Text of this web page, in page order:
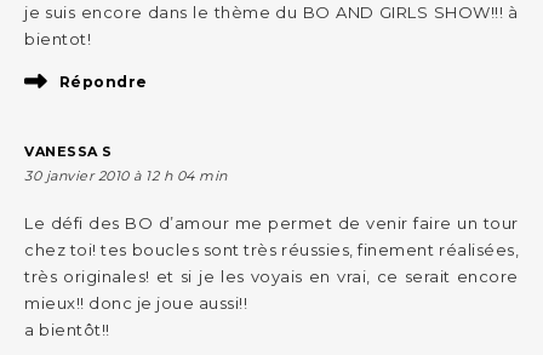
je suis encore dans le thème du BO AND GIRLS SHOW!!! à
bientot!
Répondre
VANESSA S
30 janvier 2010 à 12 h 04 min
Le défi des BO d’amour me permet de venir faire un tour
chez toi! tes boucles sont très réussies, finement réalisées,
très originales! et si je les voyais en vrai, ce serait encore
mieux!! donc je joue aussi!!
a bientôt!!